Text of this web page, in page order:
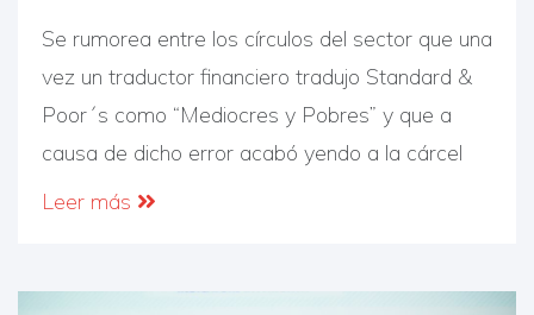
Se rumorea entre los círculos del sector que una
vez un traductor financiero tradujo Standard &
Poor´s como “Mediocres y Pobres” y que a
causa de dicho error acabó yendo a la cárcel
Leer más